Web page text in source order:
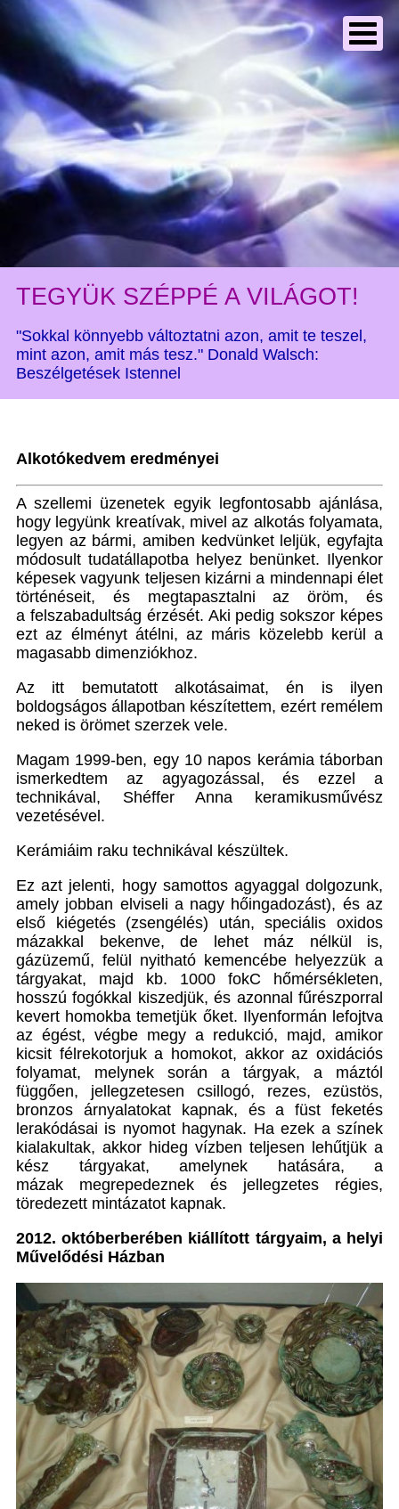
TEGYÜK SZÉPPÉ A VILÁGOT!
"Sokkal könnyebb változtatni azon, amit te teszel,
mint azon, amit más tesz." Donald Walsch:
Beszélgetések Istennel
Alkotókedvem eredményei
A szellemi üzenetek egyik legfontosabb ajánlása,
hogy legyünk kreatívak, mivel az alkotás folyamata,
legyen az bármi, amiben kedvünket leljük, egyfajta
módosult tudatállapotba helyez benünket. Ilyenkor
képesek vagyunk teljesen kizárni a mindennapi élet
történéseit, és megtapasztalni az öröm, és
a felszabadultság érzését. Aki pedig sokszor képes
ezt az élményt átélni, az máris közelebb kerül a
magasabb dimenziókhoz.
Az itt bemutatott alkotásaimat, én is ilyen
boldogságos állapotban készítettem, ezért remélem
neked is örömet szerzek vele.
Magam 1999-ben, egy 10 napos kerámia táborban
ismerkedtem az agyagozással, és ezzel a
technikával, Shéffer Anna keramikusművész
vezetésével.
Kerámiáim raku technikával készültek.
Ez azt jelenti, hogy samottos agyaggal dolgozunk,
amely jobban elviseli a nagy hőingadozást), és az
első kiégetés (zsengélés) után, speciális oxidos
mázakkal bekenve, de lehet máz nélkül is,
gázüzemű, felül nyitható kemencébe helyezzük a
tárgyakat, majd kb. 1000 fokC hőmérsékleten,
hosszú fogókkal kiszedjük, és azonnal fűrészporral
kevert homokba temetjük őket. Ilyenformán lefojtva
az égést, végbe megy a redukció, majd, amikor
kicsit félrekotorjuk a homokot, akkor az oxidációs
folyamat, melynek során a tárgyak, a máztól
függően, jellegzetesen csillogó, rezes, ezüstös,
bronzos árnyalatokat kapnak, és a füst feketés
lerakódásai is nyomot hagynak. Ha ezek a színek
kialakultak, akkor hideg vízben teljesen lehűtjük a
kész tárgyakat, amelynek hatására, a
mázak megrepedeznek és jellegzetes régies,
töredezett mintázatot kapnak.
2012. októberberében kiállított tárgyaim, a helyi
Művelődési Házban